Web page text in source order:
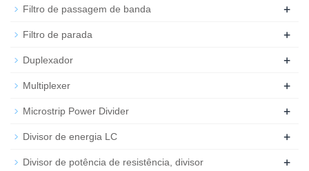
Filtro de passagem de banda +
Filtro de parada +
Duplexador +
Multiplexer +
Microstrip Power Divider +
Divisor de energia LC +
Divisor de potência de resistência, divisor +